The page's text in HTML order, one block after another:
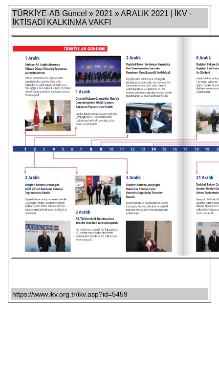
TÜRKİYE-AB Güncel » 2021 » ARALIK 2021 | İKV -
İKTİSADİ KALKINMA VAKFI
https://www.ikv.org.tr/ikv.asp?id=5459